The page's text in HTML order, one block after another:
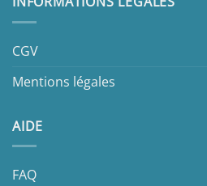
CGV
Mentions légales
AIDE
FAQ